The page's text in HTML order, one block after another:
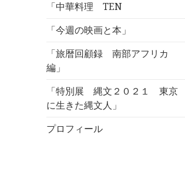
「中華料理 TEN
「今週の映画と本」
「旅暦回顧録 南部アフリカ
編」
「特別展 縄文２０２１ 東京
に生きた縄文人」
プロフィール